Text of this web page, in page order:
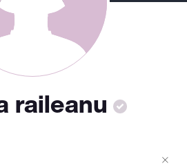
raileanu
×